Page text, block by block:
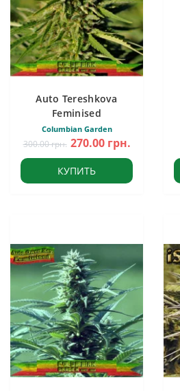
Auto Tereshkova
Feminised
Columbian Garden
300.00 грн. 270.00 грн.
КУПИТЬ